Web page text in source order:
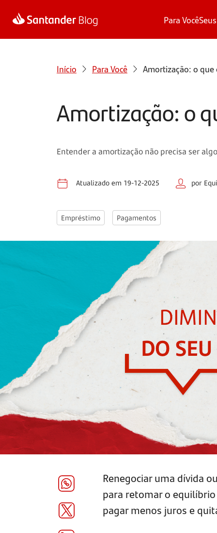
Para Você
Início Para Você Amortização: o
Amortização: o
Entender a amortização não precisa ser
Atualizado em 19-12-2025 por
Empréstimo Pagamentos
Renegociar uma dívida
para retomar o
pagar menos juros e